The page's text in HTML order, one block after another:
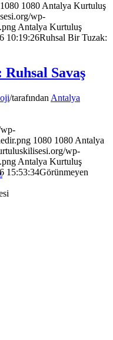
1080 1080 Antalya Kurtuluş
wp-
Antalya Kurtuluş
10:19:26Ruhsal Bir Tuzak:
Savaş
/tarafından Antalya
1080 1080 Antalya
wp-
Antalya Kurtuluş
15:53:34Görünmeyen